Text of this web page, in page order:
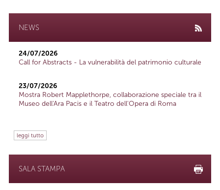
NEWS
24/07/2026
Call for Abstracts - La vulnerabilità del patrimonio culturale
23/07/2026
Mostra Robert Mapplethorpe, collaborazione speciale tra il
Museo dell'Ara Pacis e il Teatro dell'Opera di Roma
leggi tutto
SALA STAMPA